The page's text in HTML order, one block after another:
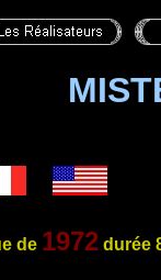
de 1972 durée